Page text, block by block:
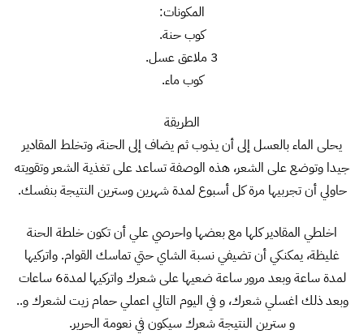
المكونات:
كوب حنة.
3 ملاعق عسل.
كوب ماء.
الطريقة
يحلى الماء بالعسل إلى أن يذوب ثم يضاف إلى الحنة، وتخلط المقادير
جيدا وتوضع على الشعر، هذه الوصفة تساعد على تغذية الشعر وتقويته
حاولي أن تجربيها مرة كل أسبوع لمدة شهرين وسترين النتيجة بنفسك.
اخلطي المقادير كلها مع بعضها واحرصي علي أن تكون خلطة الحنة
غليظة، يمكنكي أن تضيفي نسبة الشاي حتي تماسك القوام. واتركيها
لمدة ساعة وبعد مرور ساعة ضعيها على شعرك واتركيها لمدة6 ساعات
وبعد ذلك اغسلي شعرك، و في اليوم التالي اعملي حمام زيت لشعرك و..
و سترين النتيجة شعرك سيكون في نعومة الحرير.